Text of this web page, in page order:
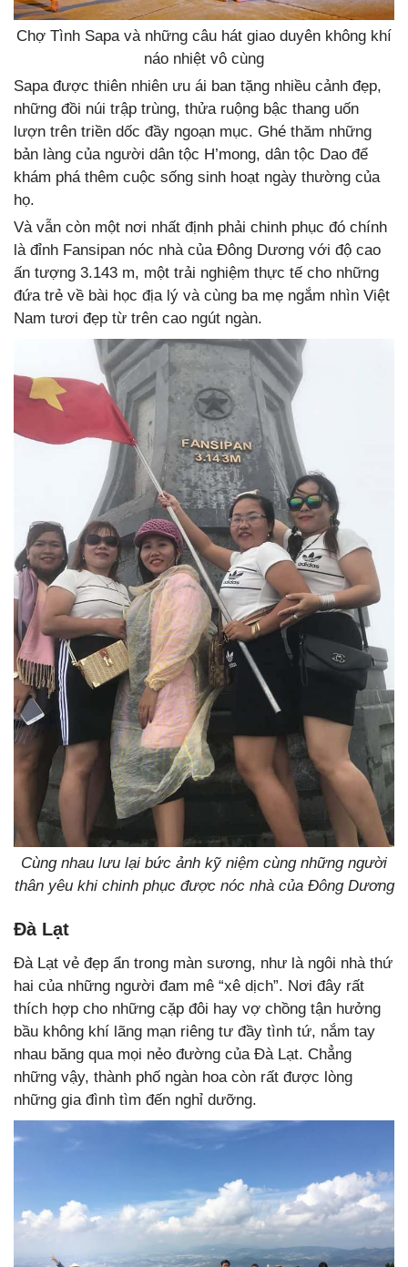
Chợ Tình Sapa và những câu hát giao duyên không khí
náo nhiệt vô cùng
Sapa được thiên nhiên ưu ái ban tặng nhiều cảnh đẹp,
những đồi núi trập trùng, thửa ruộng bậc thang uốn
lượn trên triền dốc đầy ngoạn mục. Ghé thăm những
bản làng của người dân tộc H’mong, dân tộc Dao để
khám phá thêm cuộc sống sinh hoạt ngày thường của
họ.
Và vẫn còn một nơi nhất định phải chinh phục đó chính
là đỉnh Fansipan nóc nhà của Đông Dương với độ cao
ấn tượng 3.143 m, một trải nghiệm thực tế cho những
đứa trẻ về bài học địa lý và cùng ba mẹ ngắm nhìn Việt
Nam tươi đẹp từ trên cao ngút ngàn.
Cùng nhau lưu lại bức ảnh kỹ niệm cùng những người
thân yêu khi chinh phục được nóc nhà của Đông Dương
Đà Lạt
Đà Lạt vẻ đẹp ẩn trong màn sương, như là ngôi nhà thứ
hai của những người đam mê “xê dịch”. Nơi đây rất
thích hợp cho những cặp đôi hay vợ chồng tận hưởng
bầu không khí lãng mạn riêng tư đầy tình tứ, nắm tay
nhau băng qua mọi nẻo đường của Đà Lạt. Chẳng
những vậy, thành phố ngàn hoa còn rất được lòng
những gia đình tìm đến nghỉ dưỡng.